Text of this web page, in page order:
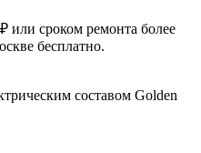
или сроком ремонта более
бесплатно.
составом Golden